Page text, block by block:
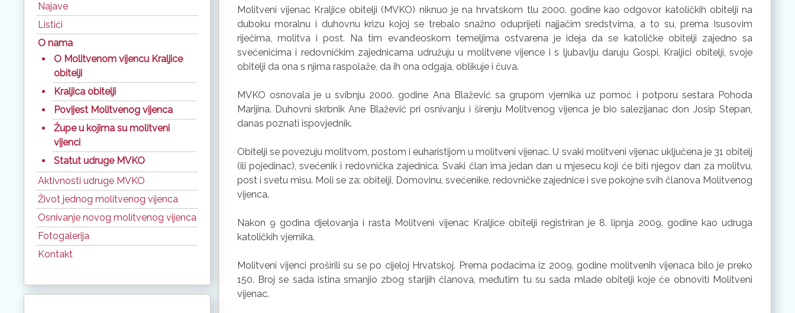
Molitveni vijenac Kraljice obitelji (MVKO) niknuo je na hrvatskom tlu 2000. godine kao odgovor katoličkih obitelji na
duboku moralnu i duhovnu krizu kojoj se trebalo snažno oduprijeti najjačim sredstvima, a to su, prema Isusovim
riječima, molitva i post. Na tim evanđeoskom temeljima ostvarena je ideja da se katoličke obitelji zajedno sa
svećenicima i redovničkim zajednicama udružuju u molitvene vijence i s ljubavlju daruju Gospi, Kraljici obitelji, svoje
obitelji da ona s njima raspolaže, da ih ona odgaja, oblikuje i čuva.
MVKO osnovala je u svibnju 2000. godine Ana Blažević sa grupom vjernika uz pomoć i potporu sestara Pohoda
Marijina. Duhovni skrbnik Ane Blažević pri osnivanju i širenju Molitvenog vijenca je bio salezijanac don Josip Stepan,
danas poznati ispovjednik.
Obitelji se povezuju molitvom, postom i euharistijom u molitveni vijenac. U svaki molitveni vijenac uključena je 31 obitelj
(ili pojedinac), svećenik i redovnička zajednica. Svaki član ima jedan dan u mjesecu koji će biti njegov dan za molitvu,
post i svetu misu. Moli se za: obitelji, Domovinu, svećenike, redovničke zajednice i sve pokojne svih članova Molitvenog
vijenca.
Nakon 9 godina djelovanja i rasta Molitveni vijenac Kraljice obitelji registriran je 8. lipnja 2009. godine kao udruga
katoličkih vjernika.
Molitveni vijenci proširili su se po cijeloj Hrvatskoj. Prema podacima iz 2009. godine molitvenih vijenaca bilo je preko
150. Broj se sada istina smanjio zbog starijih članova, međutim tu su sada mlade obitelji koje će obnoviti Molitveni
vijenac.
Najave
Listići
O nama
O Molitvenom vijencu Kraljice
obitelji
Kraljica obitelji
Povijest Molitvenog vijenca
Župe u kojima su molitveni
vijenci
Statut udruge MVKO
Aktivnosti udruge MVKO
Život jednog molitvenog vijenca
Osnivanje novog molitvenog vijenca
Fotogalerija
Kontakt